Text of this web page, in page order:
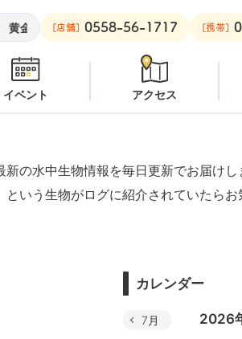
黄金崎
注意 安良里ボート：クローズ
[店舗] 0558-56-1717 [携帯]
イベント アクセス
の水中生物情報を毎日更新でお届けし
という生物がログに紹介されていたらお
カレンダー
2026
7月